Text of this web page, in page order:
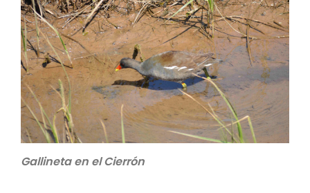
Gallineta en el Cierrón